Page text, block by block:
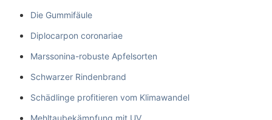
Die Gummifäule
Diplocarpon coronariae
Marssonina-robuste Apfelsorten
Schwarzer Rindenbrand
Schädlinge profitieren vom Klimawandel
Mehltaubekämpfung mit UV